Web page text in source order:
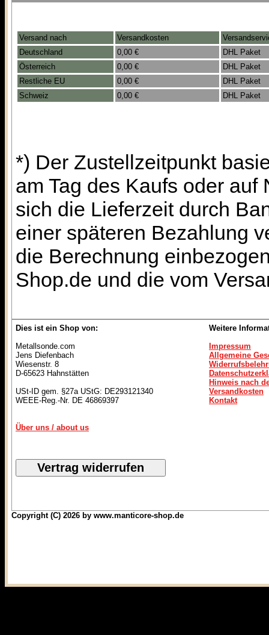
Versand nach Versandkosten
Deutschland
0,00 €
DHL Paket
Österreich
0,00 €
DHL Paket
Restliche EU
0,00 €
DHL Paket
Schweiz
0,00 € DHL Paket
*) Der Zustellzeitpunkt
am Tag des Kaufs oder
sich die Lieferzeit durch
einer späteren Bezahlung
die Berechnung
Shop.de und die vom
Dies ist ein Shop von:
Metallsonde.com
Jens Diefenbach
Wiesenstr. 8
D-65623 Hahnstätten
USt-ID gem. §27a UStG: DE293121340
WEEE-Reg.-Nr. DE 46869397
Über uns / about us
Weitere
Impressum
Allgemeine
Hinweis nach
Versandkosten
Kontakt
Copyright (C) 2026 by www.manticore-shop.de